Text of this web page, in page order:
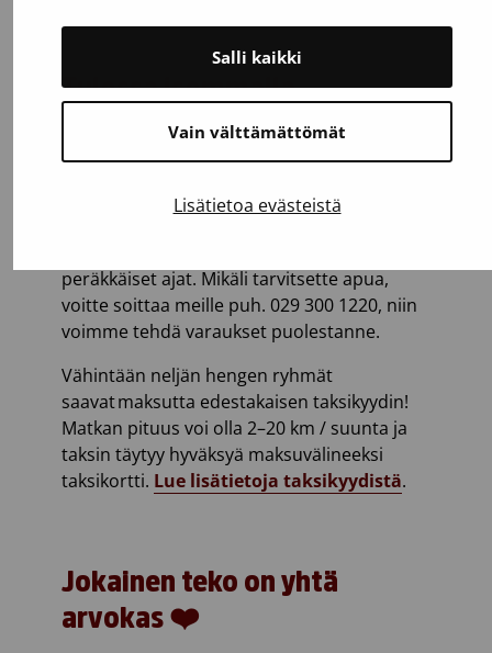
Vain välttämättömät
Salli kaikki
Lisätietoa evästeistä
Tulossa isommalla
porukalla?
varaattehan jokaiselle oman luovutusajan.
peräkkäiset ajat. Mikäli tarvitsette apua,
voitte soittaa meille puh. 029 300 1220, niin
voimme tehdä varaukset puolestanne.
Vähintään neljän hengen ryhmät
saavat maksutta edestakaisen taksikyydin!
Matkan pituus voi olla 2–20 km / suunta ja
taksin täytyy hyväksyä maksuvälineeksi
taksikortti. Lue lisätietoja taksikyydistä.
Jokainen teko on yhtä
arvokas ❤️